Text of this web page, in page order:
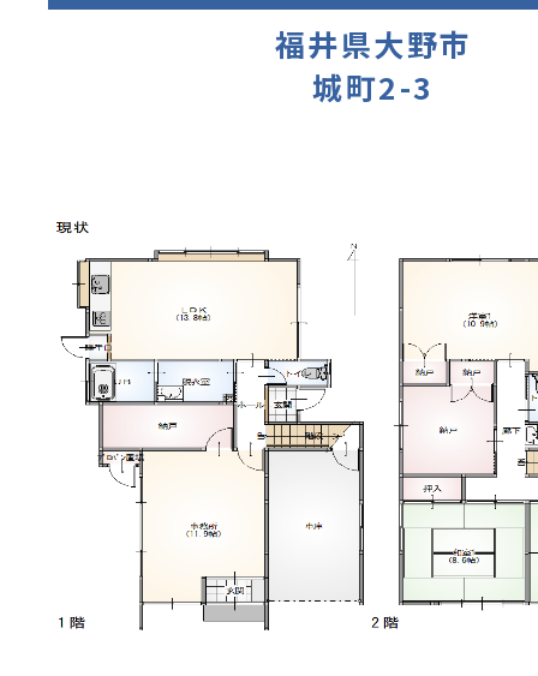
福井県大野市
城町2-3